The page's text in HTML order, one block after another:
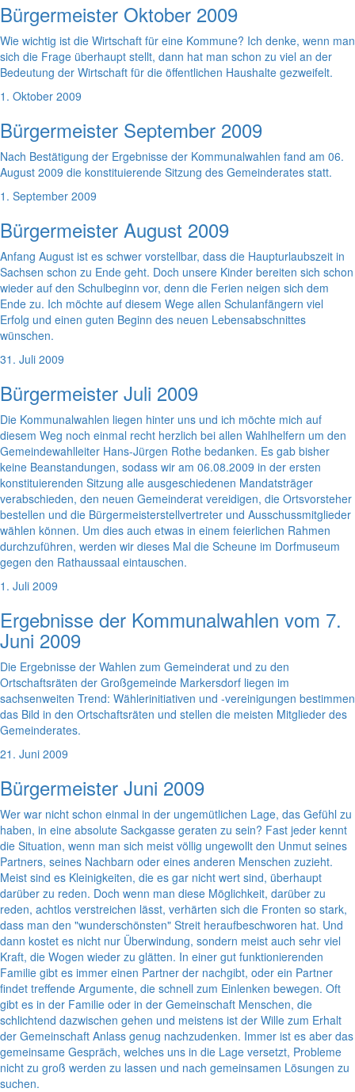
Bürgermeister Oktober 2009
Wie wichtig ist die Wirtschaft für eine Kommune? Ich denke, wenn man
sich die Frage überhaupt stellt, dann hat man schon zu viel an der
Bedeutung der Wirtschaft für die öffentlichen Haushalte gezweifelt.
1. Oktober 2009
Bürgermeister September 2009
Nach Bestätigung der Ergebnisse der Kommunalwahlen fand am 06.
August 2009 die konstituierende Sitzung des Gemeinderates statt.
1. September 2009
Bürgermeister August 2009
Anfang August ist es schwer vorstellbar, dass die Haupturlaubszeit in
Sachsen schon zu Ende geht. Doch unsere Kinder bereiten sich schon
wieder auf den Schulbeginn vor, denn die Ferien neigen sich dem
Ende zu. Ich möchte auf diesem Wege allen Schulanfängern viel
Erfolg und einen guten Beginn des neuen Lebensabschnittes
wünschen.
31. Juli 2009
Bürgermeister Juli 2009
Die Kommunalwahlen liegen hinter uns und ich möchte mich auf
diesem Weg noch einmal recht herzlich bei allen Wahlhelfern um den
Gemeindewahlleiter Hans-Jürgen Rothe bedanken. Es gab bisher
keine Beanstandungen, sodass wir am 06.08.2009 in der ersten
konstituierenden Sitzung alle ausgeschiedenen Mandatsträger
verabschieden, den neuen Gemeinderat vereidigen, die Ortsvorsteher
bestellen und die Bürgermeisterstellvertreter und Ausschussmitglieder
wählen können. Um dies auch etwas in einem feierlichen Rahmen
durchzuführen, werden wir dieses Mal die Scheune im Dorfmuseum
gegen den Rathaussaal eintauschen.
1. Juli 2009
Ergebnisse der Kommunalwahlen vom 7.
Juni 2009
Die Ergebnisse der Wahlen zum Gemeinderat und zu den
Ortschaftsräten der Großgemeinde Markersdorf liegen im
sachsenweiten Trend: Wählerinitiativen und -vereinigungen bestimmen
das Bild in den Ortschaftsräten und stellen die meisten Mitglieder des
Gemeinderates.
21. Juni 2009
Bürgermeister Juni 2009
Wer war nicht schon einmal in der ungemütlichen Lage, das Gefühl zu
haben, in eine absolute Sackgasse geraten zu sein? Fast jeder kennt
die Situation, wenn man sich meist völlig ungewollt den Unmut seines
Partners, seines Nachbarn oder eines anderen Menschen zuzieht.
Meist sind es Kleinigkeiten, die es gar nicht wert sind, überhaupt
darüber zu reden. Doch wenn man diese Möglichkeit, darüber zu
reden, achtlos verstreichen lässt, verhärten sich die Fronten so stark,
dass man den "wunderschönsten" Streit heraufbeschworen hat. Und
dann kostet es nicht nur Überwindung, sondern meist auch sehr viel
Kraft, die Wogen wieder zu glätten. In einer gut funktionierenden
Familie gibt es immer einen Partner der nachgibt, oder ein Partner
findet treffende Argumente, die schnell zum Einlenken bewegen. Oft
gibt es in der Familie oder in der Gemeinschaft Menschen, die
schlichtend dazwischen gehen und meistens ist der Wille zum Erhalt
der Gemeinschaft Anlass genug nachzudenken. Immer ist es aber das
gemeinsame Gespräch, welches uns in die Lage versetzt, Probleme
nicht zu groß werden zu lassen und nach gemeinsamen Lösungen zu
suchen.